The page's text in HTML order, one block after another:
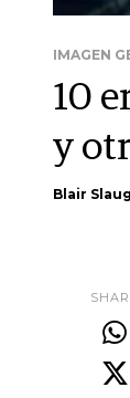
IMAGEN
10
y
Blair